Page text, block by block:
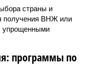
страны и
получения ВНЖ или
упрощенными
программы по